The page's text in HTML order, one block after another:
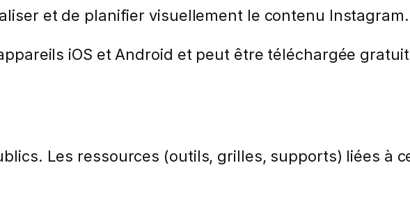
et de planifier visuellement le contenu Instagram.
iOS et Android et peut être téléchargée
Les ressources (outils, grilles, supports) liées à